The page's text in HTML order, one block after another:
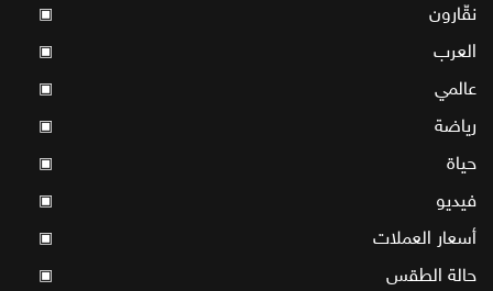
نقّارون ▣
العرب ▣
عالمي ▣
رياضة ▣
حياة ▣
فيديو ▣
أسعار العملات ▣
حالة الطقس ▣